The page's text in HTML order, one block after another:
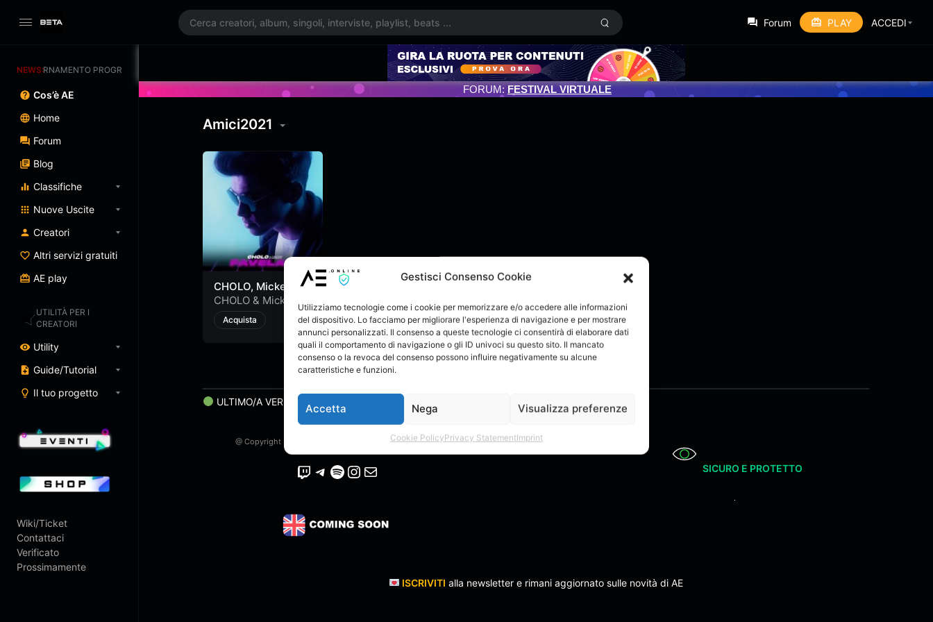
Gestisci Consenso Cookie
Utilizziamo tecnologie come i cookie per memorizzare e/o accedere alle informazioni
del dispositivo. Lo facciamo per migliorare l'esperienza di navigazione e per mostrare
annunci personalizzati. Il consenso a queste tecnologie ci consentirà di elaborare dati
quali il comportamento di navigazione o gli ID univoci su questo sito. Il mancato
consenso o la revoca del consenso possono influire negativamente su alcune
caratteristiche e funzioni.
Accetta Nega Visualizza preferenze
Cookie PolicyPrivacy StatementImprint
Forum PLAY ACCEDI
NEWS:
AGGIORNAMENTO PROGRAMMATO 3/07/2025
Cos’è AE
Home
Forum
Blog
Classifiche
Nuove Uscite
Creatori
Altri servizi gratuiti
AE play
UTILITÀ PER I
CREATORI
Utility
Guide/Tutorial
Il tuo progetto
Wiki/Ticket
Contattaci
Verificato
Prossimamente
FORUM: FESTIVAL VIRTUALE
Amici2021
CHOLO, Mickey –
FAVELAS (Visual)
CHOLO & Mickey
Acquista
ULTIMO/A VERIFICATO ONLINE: MaryDB
@ Copyright 2023 Artisti Emergenti. All Rights Reserved
Twitch Telegram Spotify Instagram Email SICURO E PROTETTO
ISCRIVITI alla newsletter e rimani aggiornato sulle novità di AE